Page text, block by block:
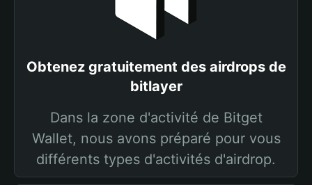
Obtenez gratuitement des airdrops de
bitlayer
Dans la zone d'activité de Bitget
Wallet, nous avons préparé pour vous
différents types d'activités d'airdrop.